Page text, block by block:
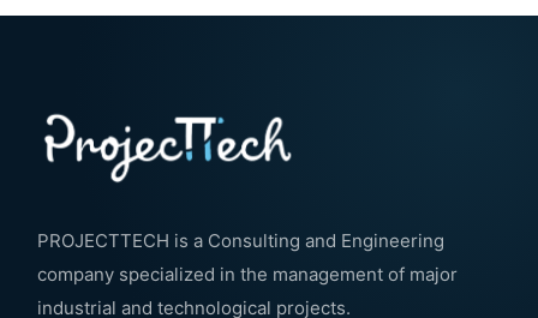
PROJECTTECH is a Consulting and Engineering
company specialized in the management of major
industrial and technological projects.